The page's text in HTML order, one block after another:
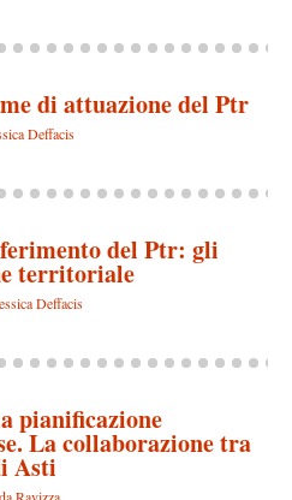
di attuazione del Ptr
Deffacis
del Ptr: gli
territoriale
Deffacis
pianificazione
La collaborazione tra
Asti
Ravizza